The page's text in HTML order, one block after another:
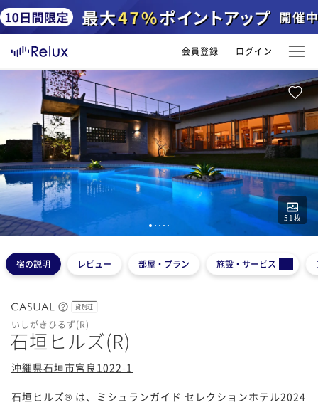
会員登録 ログイン
51 枚
1 2 3 4 5
宿の説明 レビュー 部屋・プラン 施設・サービス
貸別荘
いしがきひるず(R)
石垣ヒルズ(R)
沖縄県石垣市宮良1022-1
石垣ヒルズ® は、ミシュランガイド セレクションホテル2024